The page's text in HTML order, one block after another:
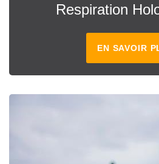
Respiration
EN SAVOIR